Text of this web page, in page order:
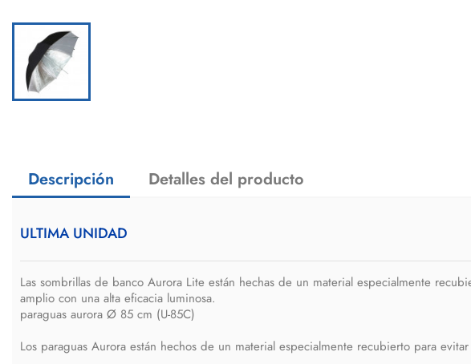
Descripción Detalles del producto
ULTIMA UNIDAD
Las sombrillas de banco Aurora Lite están hechas de un material especialmente
amplio con una alta eficacia luminosa.
paraguas aurora Ø 85 cm (U-85C)
Los paraguas Aurora están hechos de un material especialmente recubierto para